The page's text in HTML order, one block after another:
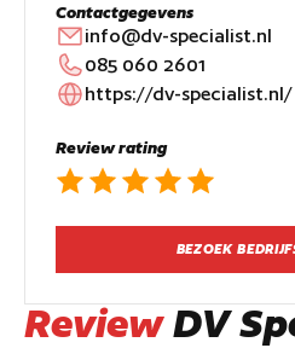
Contactgegevens
info@dv-specialist.nl
085 060 2601
https://dv-specialist.nl/
Review rating
BEZOEK
Review DV